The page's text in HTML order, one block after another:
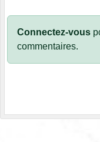
Connectez-vous
commentaires.